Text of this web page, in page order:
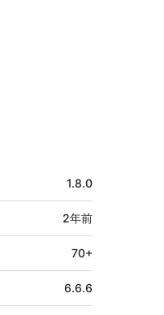
1.8.0
2年前
70+
6.6.6